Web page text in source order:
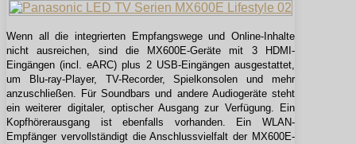
Wenn all die integrierten Empfangswege und Online-Inhalte
nicht ausreichen, sind die MX600E-Geräte mit 3 HDMI-
Eingängen (incl. eARC) plus 2 USB-Eingängen ausgestattet,
um Blu-ray-Player, TV-Recorder, Spielkonsolen und mehr
anzuschließen. Für Soundbars und andere Audiogeräte steht
ein weiterer digitaler, optischer Ausgang zur Verfügung. Ein
Kopfhörerausgang ist ebenfalls vorhanden. Ein WLAN-
Empfänger vervollständigt die Anschlussvielfalt der MX600E-